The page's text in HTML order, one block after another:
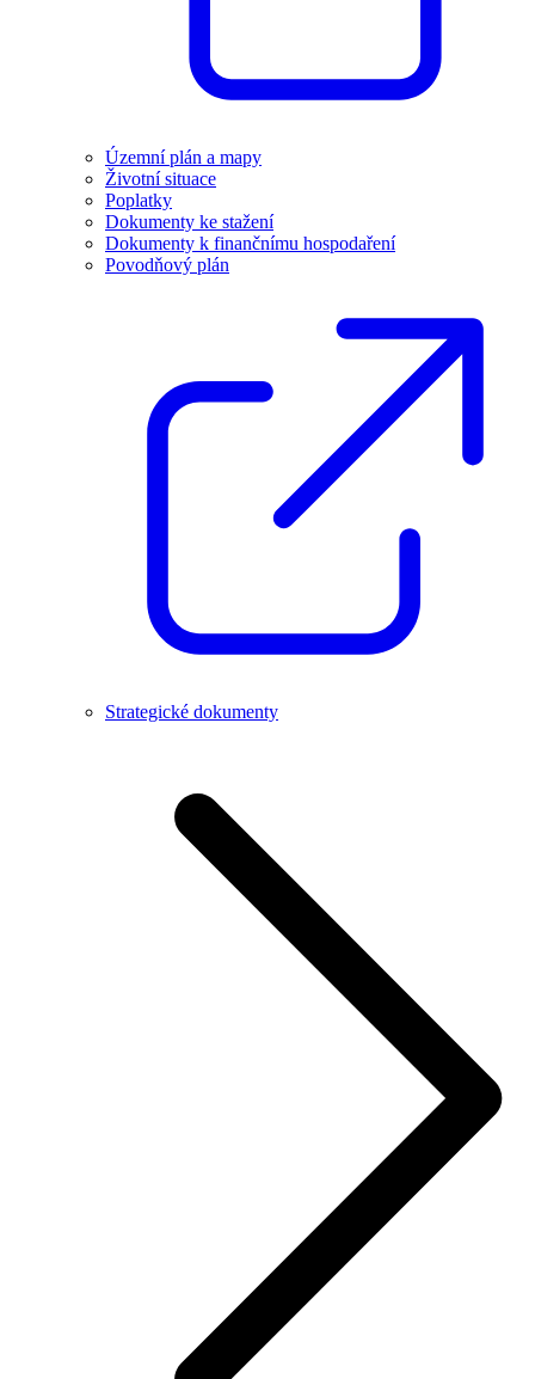
Územní plán a mapy
Životní situace
Poplatky
Dokumenty ke stažení
Dokumenty k finančnímu hospodaření
Povodňový plán
Strategické dokumenty